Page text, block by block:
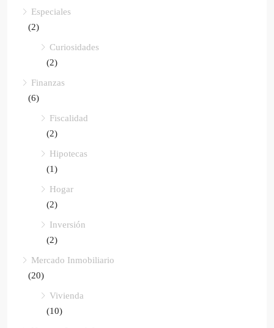
Especiales
(2)
Curiosidades
(2)
Finanzas
(6)
Fiscalidad
(2)
Hipotecas
(1)
Hogar
(2)
Inversión
(2)
Mercado Inmobiliario
(20)
Vivienda
(10)